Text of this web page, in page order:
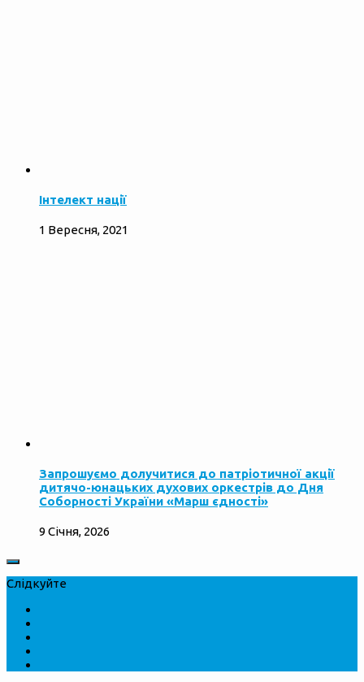
Інтелект нації
1 Вересня, 2021
Запрошуємо долучитися до патріотичної акції
дитячо-юнацьких духових оркестрів до Дня
Соборності України «Марш єдності»
9 Січня, 2026
Слідкуйте